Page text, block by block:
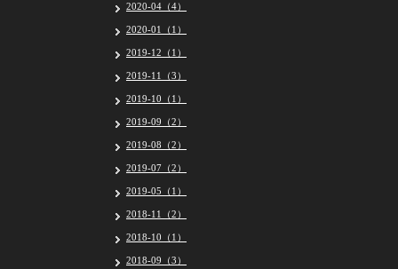
2020-04（4）
2020-01（1）
2019-12（1）
2019-11（3）
2019-10（1）
2019-09（2）
2019-08（2）
2019-07（2）
2019-05（1）
2018-11（2）
2018-10（1）
2018-09（3）